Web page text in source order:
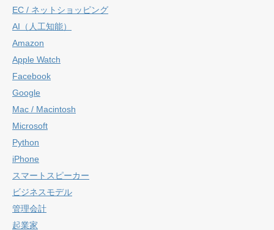
EC / ネットショッピング
AI（人工知能）
Amazon
Apple Watch
Facebook
Google
Mac / Macintosh
Microsoft
Python
iPhone
スマートスピーカー
ビジネスモデル
管理会計
起業家